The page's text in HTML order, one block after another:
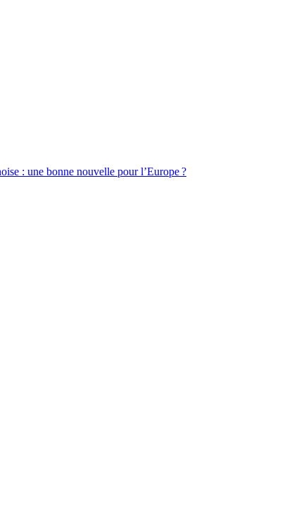
: une bonne nouvelle pour l’Europe ?